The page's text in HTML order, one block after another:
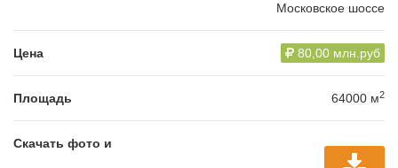
Московское шоссе
Цена 80,00 млн.руб
Площадь 64000 м2
Скачать фото и